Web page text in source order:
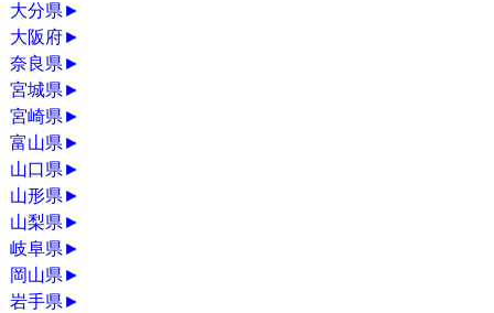
大分県►
大阪府►
奈良県►
宮城県►
宮崎県►
富山県►
山口県►
山形県►
山梨県►
岐阜県►
岡山県►
岩手県►